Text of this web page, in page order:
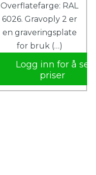
Overflatefarge: RAL
6026. Gravoply 2 er
en graveringsplate
for bruk (…)
Logg inn for å se
priser